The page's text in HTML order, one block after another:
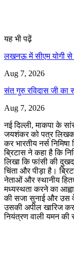
यह भी पढ़ें
लखनऊ में सीएम योगी
Aug 7, 2026
संत गुरु रविदास जी
Aug 7, 2026
नई दिल्ली, माकपा के
जयशंकर को पत्र
कर भारतीय नर्स
ब्रिटास ने कहा है कि
लिखा कि फांसी की
चिंता और पीड़ा है।
नेताओं और स्थानीय
मध्यस्थता करने का
की सजा सुनाई और उस
उसकी अपील खारिज कर
नियंत्रण वाली यमन की